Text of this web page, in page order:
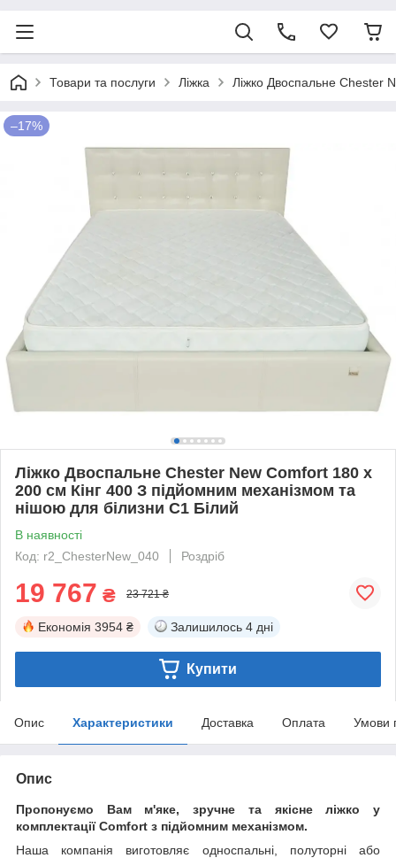
Товари та послуги Ліжка Ліжко Двоспальне Chester
–17%
Ліжко Двоспальне Chester New Comfort 180 х
200 см Кінг 400 З підйомним механізмом та
нішою для білизни C1 Білий
В наявності
Код: r2_ChesterNew_040
Роздріб
19 767 ₴ 23 721 ₴
Економія 3954 ₴ Залишилось 4 дні
Купити
Опис Характеристики Доставка Оплата Умови
Опис
Пропонуємо Вам м'яке, зручне та якiсне ліжко у
комплектації Comfort з підйомним механізмом.
Наша компанія виготовляє односпальні, полуторні або